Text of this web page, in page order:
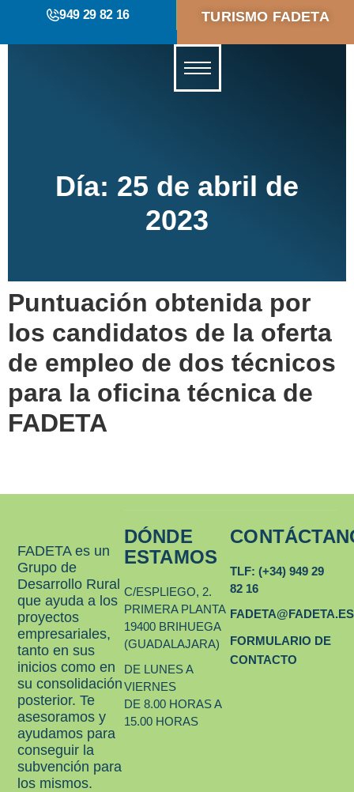
949 29 82 16 TURISMO FADETA
Día: 25 de abril de
2023
Puntuación obtenida por
los candidatos de la oferta
de empleo de dos técnicos
para la oficina técnica de
FADETA
FADETA es un
Grupo de
Desarrollo Rural
que ayuda a los
proyectos
empresariales,
tanto en sus
inicios como en
su consolidación
posterior. Te
asesoramos y
ayudamos para
conseguir la
subvención para
los mismos.
DÓNDE
ESTAMOS
C/ESPLIEGO, 2.
PRIMERA PLANTA
19400 BRIHUEGA
(GUADALAJARA)
DE LUNES A
VIERNES
DE 8.00 HORAS A
15.00 HORAS
TLF: (+34) 949 29
82 16
FADETA@FADETA.ES
FORMULARIO DE
CONTACTO